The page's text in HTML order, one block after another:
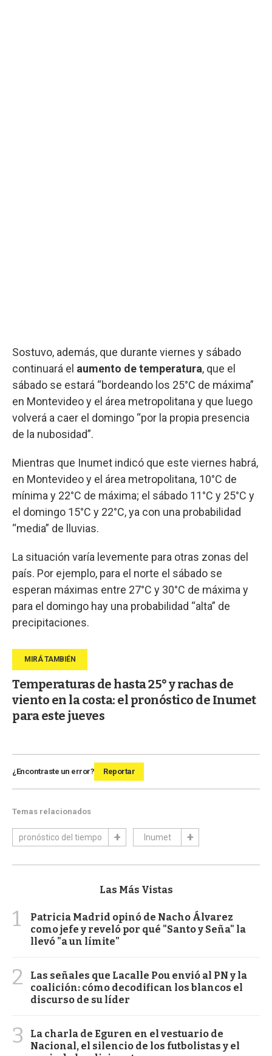
Sostuvo, además, que durante viernes y sábado
continuará el aumento de temperatura, que el
sábado se estará “bordeando los 25°C de máxima”
en Montevideo y el área metropolitana y que luego
volverá a caer el domingo “por la propia presencia
de la nubosidad”.
Mientras que Inumet indicó que este viernes habrá,
en Montevideo y el área metropolitana, 10°C de
mínima y 22°C de máxima; el sábado 11°C y 25°C y
el domingo 15°C y 22°C, ya con una probabilidad
“media” de lluvias.
La situación varía levemente para otras zonas del
país. Por ejemplo, para el norte el sábado se
esperan máximas entre 27°C y 30°C de máxima y
para el domingo hay una probabilidad “alta” de
precipitaciones.
Temperaturas de hasta 25° y rachas de
viento en la costa: el pronóstico de Inumet
para este jueves
¿Encontraste un error? Reportar
Temas relacionados
pronóstico del tiempo Inumet
Las Más Vistas
1
Patricia Madrid opinó de Nacho Álvarez
como jefe y reveló por qué "Santo y Seña" la
llevó "a un límite"
2
Las señales que Lacalle Pou envió al PN y la
coalición: cómo decodifican los blancos el
discurso de su líder
3
La charla de Eguren en el vestuario de
Nacional, el silencio de los futbolistas y el